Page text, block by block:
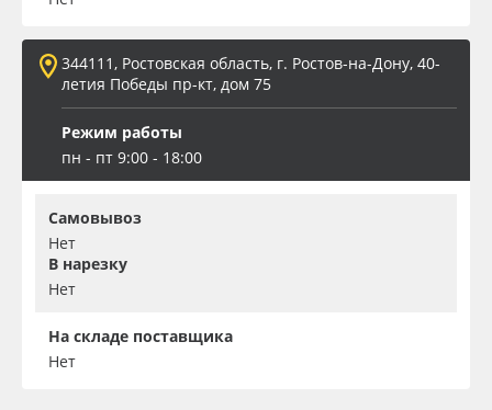
344111, Ростовская область, г. Ростов-на-Дону, 40-
летия Победы пр-кт, дом 75
Режим работы
пн - пт 9:00 - 18:00
Самовывоз
Нет
В нарезку
Нет
На складе поставщика
Нет